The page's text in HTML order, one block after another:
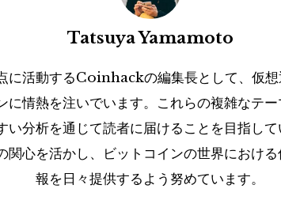
Tatsuya Yamamoto
に活動するCoinhackの編集長として、仮想
に情熱を注いでいます。これらの複雑なテ
い分析を通じて読者に届けることを目指し
関心を活かし、ビットコインの世界におけ
報を日々提供するよう努めています。